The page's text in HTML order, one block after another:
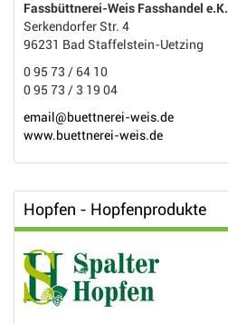
Fassbüttnerei-Weis Fasshandel e.K.
Serkendorfer Str. 4
96231 Bad Staffelstein-Uetzing
0 95 73 / 64 10
0 95 73 / 3 19 04
email@buettnerei-weis.de
www.buettnerei-weis.de
Hopfen - Hopfenprodukte